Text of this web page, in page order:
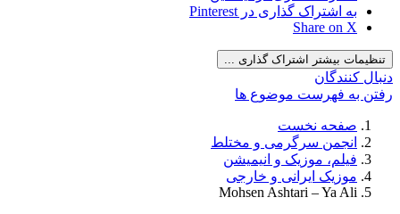
به اشتراک گذاری در Pinterest
Share on X
تنظیمات بیشتر اشتراک گذاری ...
دنبال کنندگان
رفتن به فهرست موضوع ها
صفحه نخست
انجمن سرگرمی و مختلط
فیلم، موزیک و انیمیشن
موزیک ایرانی و خارجی
Mohsen Ashtari – Ya Ali